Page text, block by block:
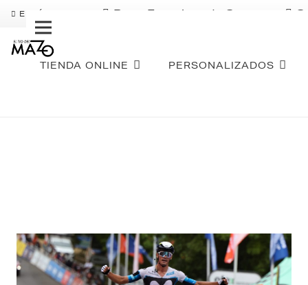
ENVÍO GRATIS Pago Fraccionado Sequra
TIENDA ONLINE PERSONALIZADOS